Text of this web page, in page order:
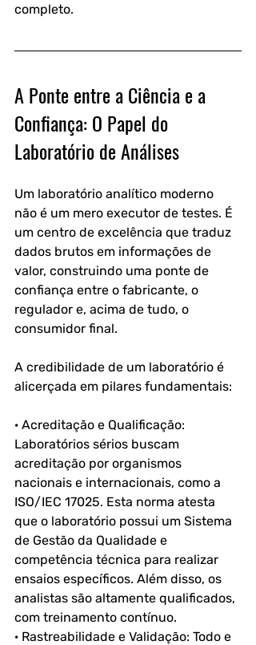
completo.
A Ponte entre a Ciência e a
Confiança: O Papel do
Laboratório de Análises
Um laboratório analítico moderno
não é um mero executor de testes. É
um centro de excelência que traduz
dados brutos em informações de
valor, construindo uma ponte de
confiança entre o fabricante, o
regulador e, acima de tudo, o
consumidor final.
A credibilidade de um laboratório é
alicerçada em pilares fundamentais:
· Acreditação e Qualificação:
Laboratórios sérios buscam
acreditação por organismos
nacionais e internacionais, como a
ISO/IEC 17025. Esta norma atesta
que o laboratório possui um Sistema
de Gestão da Qualidade e
competência técnica para realizar
ensaios específicos. Além disso, os
analistas são altamente qualificados,
com treinamento contínuo.
· Rastreabilidade e Validação: Todo e